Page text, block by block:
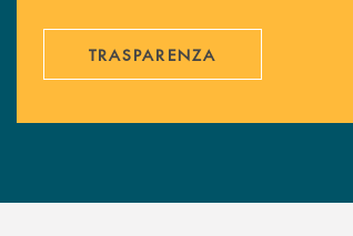
TRASPARENZA